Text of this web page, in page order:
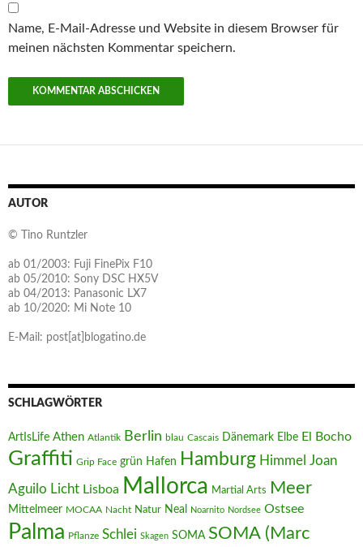
Name, E-Mail-Adresse und Website in diesem Browser für
meinen nächsten Kommentar speichern.
AUTOR
© Tino Runtzler
ab 01/2003: Fuji FinePix F10
ab 05/2010: Sony DSC HX5V
ab 04/2013: Panasonic LX7
ab 10/2020: Mi Note 10
E-Mail: post[at]blogatino.de
SCHLAGWÖRTER
ArtIsLife Athen Atlantik Berlin blau Cascais Dänemark Elbe El Bocho
Graffiti Grip Face grün Hafen Hamburg Himmel Joan
Aguilo Licht Lisboa Mallorca Martial Arts Meer
Mittelmeer MOCAA Nacht Natur Neal Noarnito Nordsee Ostsee
Palma Pflanze Schlei Skagen SOMA SOMA (Marc